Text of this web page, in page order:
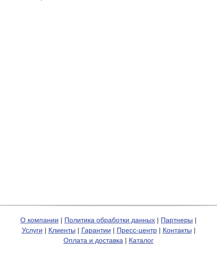
О компании | Политика обработки данных | Партнеры |
Услуги | Клиенты | Гарантии | Пресс-центр| Контакты |
Оплата и доставка | Каталог